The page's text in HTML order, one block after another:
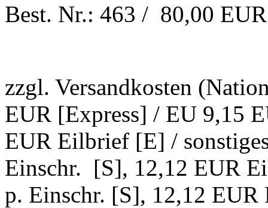
Best. Nr.: 463 / 80,00 EUR
zzgl. Versandkosten
EUR [Express] / EU 9,15
EUR Eilbrief [E] /
Einschr. [S], 12,12 EUR
p. Einschr. [S], 12,12